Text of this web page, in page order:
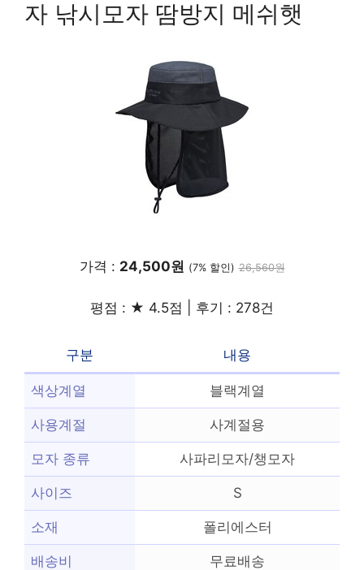
자 낚시모자 땀방지 메쉬햇
가격 : 24,500원 (7% 할인) 26,560원
평점 : ★ 4.5점 | 후기 : 278건
구분 내용
색상계열 블랙계열
사용계절 사계절용
모자 종류 사파리모자/챙모자
사이즈 S
소재 폴리에스터
배송비 무료배송